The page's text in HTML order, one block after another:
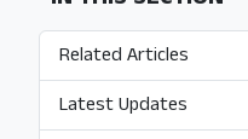
Related Articles
Latest Updates